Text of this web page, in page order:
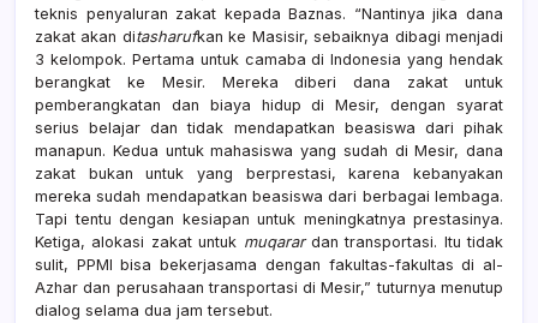
teknis penyaluran zakat kepada Baznas. “Nantinya jika dana
zakat akan ditasharufkan ke Masisir, sebaiknya dibagi menjadi
3 kelompok. Pertama untuk camaba di Indonesia yang hendak
berangkat ke Mesir. Mereka diberi dana zakat untuk
pemberangkatan dan biaya hidup di Mesir, dengan syarat
serius belajar dan tidak mendapatkan beasiswa dari pihak
manapun. Kedua untuk mahasiswa yang sudah di Mesir, dana
zakat bukan untuk yang berprestasi, karena kebanyakan
mereka sudah mendapatkan beasiswa dari berbagai lembaga.
Tapi tentu dengan kesiapan untuk meningkatnya prestasinya.
Ketiga, alokasi zakat untuk muqarardan transportasi. Itu tidak
sulit, PPMI bisa bekerjasama dengan fakultas-fakultas di al-
Azhar dan perusahaan transportasi di Mesir,” tuturnya menutup
dialog selama dua jam tersebut.